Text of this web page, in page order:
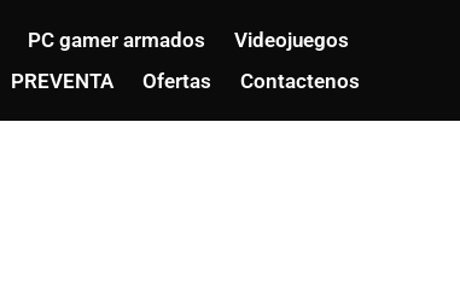
PC gamer armados
Videojuegos
PREVENTA Ofertas Contactenos